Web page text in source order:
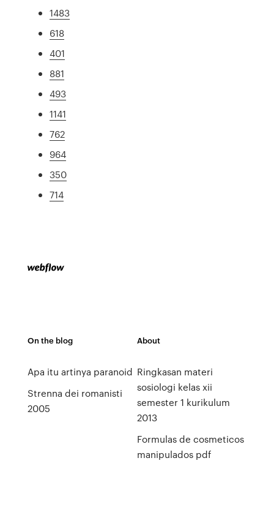
1483
618
401
881
493
1141
762
964
350
714
On the blog
Apa itu artinya paranoid
Strenna dei romanisti
2005
About
Ringkasan materi
sosiologi kelas xii
semester 1 kurikulum
2013
Formulas de cosmeticos
manipulados pdf